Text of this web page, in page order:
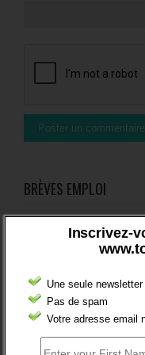
Inscrivez-
Une seule
Pas de spam
Votre adresse email
BRÈVES EMPLOI
FT : + 100 000